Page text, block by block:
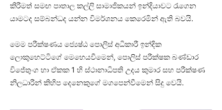
කිරීමත් සමඟ පාතාල කල්ලි සාමාජිකයන් ඉන්දියාවට රැගෙන
යාමටද සම්බන්ධද යන්න විමර්ශනය කෙරෙමින් ඇති බවයි.
මෙම පරීක්ෂණය ජ්‍යෙෂ්ඨ පොලිස් අධිකාරී ඉන්දික
ලොකුහෙට්ටිගේ මෙහෙයවීමෙන්, පොලිස් පරීක්ෂක බණ්ඩාර
විජේතුංග හා ඒකක 1 හි ස්ථානාධිපති උදය කුමාර සහ පරීක්ෂණ
නිලධාරීන් කිහිප දෙනෙකුගේ මගපෙන්වීමෙන් සිදු වෙයි.